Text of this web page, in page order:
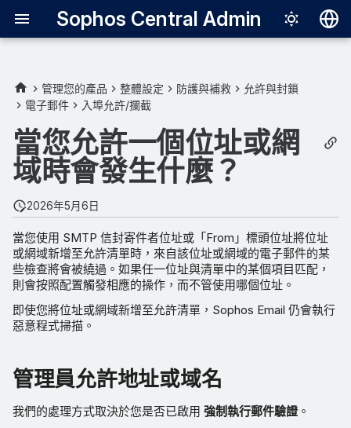
Sophos Central Admin
English
Français
Português
中文（繁體）
管理員允許地址或域名
使用者允許一個位址或網域
管理您的產品 整體設定 防護與補救
允許與封鎖
電子郵件
入埠允許/攔截
當您允許一個位址或網
域時會發生什麼？
2026年5月6日
當您使用 SMTP 信封寄件者位址或「From」標頭位址將位址
或網域新增至允許清單時，來自該位址或網域的電子郵件的某
些檢查將會被繞過。如果任一位址與清單中的某個項目匹配，
則會按照配置觸發相應的操作，而不管使用哪個位址。
即使您將位址或網域新增至允許清單，Sophos Email 仍會執行
惡意程式掃描。
管理員允許地址或域名
我們的處理方式取決於您是否已啟用 強制執行郵件驗證。